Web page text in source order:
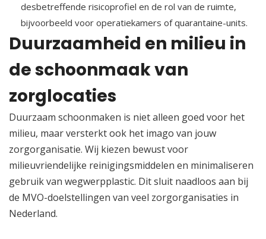
desbetreffende risicoprofiel en de rol van de ruimte,
bijvoorbeeld voor operatiekamers of quarantaine-units.​
Duurzaamheid en milieu in
de schoonmaak van
zorglocaties
Duurzaam schoonmaken is niet alleen goed voor het
milieu, maar versterkt ook het imago van jouw
zorgorganisatie.​ Wij kiezen bewust voor
milieuvriendelijke reinigingsmiddelen en minimaliseren
gebruik van wegwerpplastic.​ Dit sluit naadloos aan bij
de MVO-doelstellingen van veel zorgorganisaties in
Nederland.​